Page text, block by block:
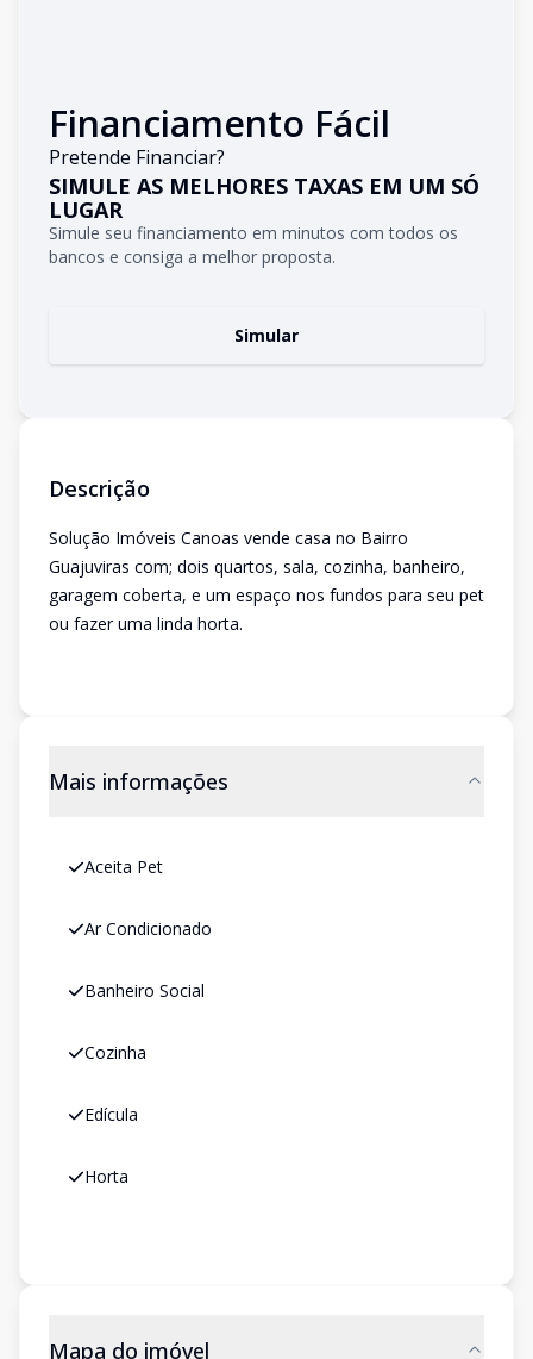
Financiamento Fácil
Pretende Financiar?
SIMULE AS MELHORES TAXAS EM UM SÓ
LUGAR
Simule seu financiamento em minutos com todos os
bancos e consiga a melhor proposta.
Simular
Descrição
Solução Imóveis Canoas vende casa no Bairro
Guajuviras com; dois quartos, sala, cozinha, banheiro,
garagem coberta, e um espaço nos fundos para seu pet
ou fazer uma linda horta.
Mais informações
Aceita Pet
Ar Condicionado
Banheiro Social
Cozinha
Edícula
Horta
Mapa do imóvel